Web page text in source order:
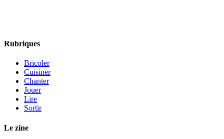
Rubriques
Bricoler
Cuisiner
Chanter
Jouer
Lire
Sortir
Le zine